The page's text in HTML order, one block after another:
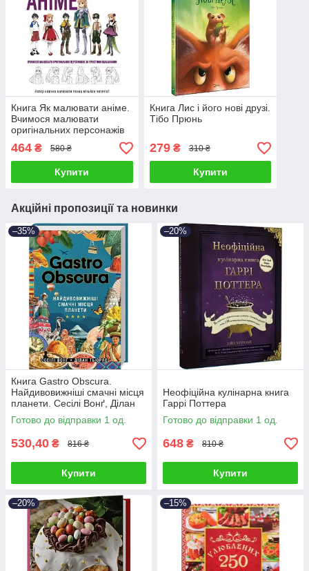
Книга Як малювати аніме.
Вчимося малювати
оригінальних персонажів
за простими шаблонами.
Крістофер Харт
464 ₴ 580 ₴
Купити
Книга Лис і його нові друзі.
Тібо Прюнь
279₴ 310 ₴
Купити
Акційні пропозиції та новинки
–35%
Книга Gastro Obscura.
Найдивовижніші смачні місця
планети. Сесілі Вонґ, Ділан
Тьюрас
Готово до відправки 1 од.
530,40 ₴ 816 ₴
Купити
–20%
Неофіційна кулінарна книга
Гаррі Поттера
Готово до відправки 1 од.
648 ₴ 810 ₴
Купити
–20% –15%